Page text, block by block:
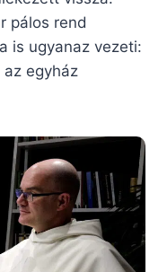
pálos rend
is ugyanaz vezeti:
egyház